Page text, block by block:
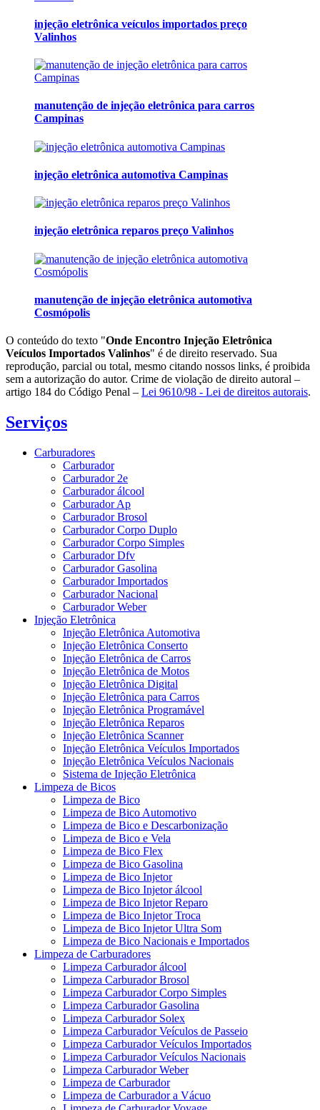
injeção eletrônica veículos importados preço
Valinhos
manutenção de injeção eletrônica para carros
Campinas
injeção eletrônica automotiva Campinas
injeção eletrônica reparos preço Valinhos
manutenção de injeção eletrônica automotiva
Cosmópolis
O conteúdo do texto "Onde Encontro Injeção Eletrônica
Veículos Importados Valinhos" é de direito reservado. Sua
reprodução, parcial ou total, mesmo citando nossos links, é proibida
sem a autorização do autor. Crime de violação de direito autoral –
artigo 184 do Código Penal – Lei 9610/98 - Lei de direitos autorais.
Serviços
Carburadores
Carburador
Carburador 2e
Carburador álcool
Carburador Ap
Carburador Brosol
Carburador Corpo Duplo
Carburador Corpo Simples
Carburador Dfv
Carburador Gasolina
Carburador Importados
Carburador Nacional
Carburador Weber
Injeção Eletrônica
Injeção Eletrônica Automotiva
Injeção Eletrônica Conserto
Injeção Eletrônica de Carros
Injeção Eletrônica de Motos
Injeção Eletrônica Digital
Injeção Eletrônica para Carros
Injeção Eletrônica Programável
Injeção Eletrônica Reparos
Injeção Eletrônica Scanner
Injeção Eletrônica Veículos Importados
Injeção Eletrônica Veículos Nacionais
Sistema de Injeção Eletrônica
Limpeza de Bicos
Limpeza de Bico
Limpeza de Bico Automotivo
Limpeza de Bico e Descarbonização
Limpeza de Bico e Vela
Limpeza de Bico Flex
Limpeza de Bico Gasolina
Limpeza de Bico Injetor
Limpeza de Bico Injetor álcool
Limpeza de Bico Injetor Reparo
Limpeza de Bico Injetor Troca
Limpeza de Bico Injetor Ultra Som
Limpeza de Bico Nacionais e Importados
Limpeza de Carburadores
Limpeza Carburador álcool
Limpeza Carburador Brosol
Limpeza Carburador Corpo Simples
Limpeza Carburador Gasolina
Limpeza Carburador Solex
Limpeza Carburador Veículos de Passeio
Limpeza Carburador Veículos Importados
Limpeza Carburador Veículos Nacionais
Limpeza Carburador Weber
Limpeza de Carburador
Limpeza de Carburador a Vácuo